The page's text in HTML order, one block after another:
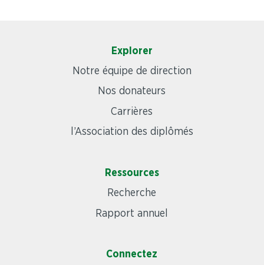
Explorer
Notre équipe de direction
Nos donateurs
Carrières
l’Association des diplômés
Ressources
Recherche
Rapport annuel
Connectez